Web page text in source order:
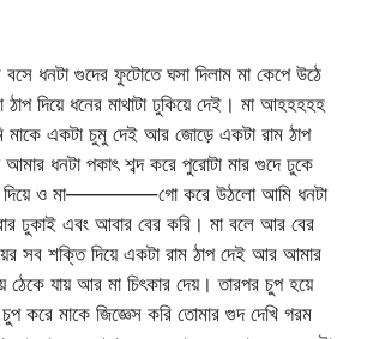
ধনটা গুদের ফুটোতে ঘসা দিলাম মা কেপে উঠে
দিয়ে ধনের মাথাটা ঢুকিয়ে দেই। মা আহহহহহ
মাকে একটা চুমু দেই আর জোড়ে একটা রাম ঠাপ
ধনটা পকাৎ শব্দ করে পুরোটা মার গুদে ঢুকে
দিয়ে ও মা————–গো করে উঠলো আমি ধনটা
ঢুকাই এবং আবার বের করি। মা বলে আর বের
সব শক্তি দিয়ে একটা রাম ঠাপ দেই আর আমার
ঠেকে যায় আর মা চিৎকার দেয়। তারপর চুপ হয়ে
করে মাকে জিজ্ঞেস করি তোমার গুদ দেখি গরম